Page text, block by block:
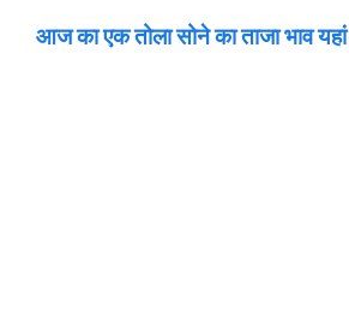
आज का एक तोला सोने का ताजा भाव